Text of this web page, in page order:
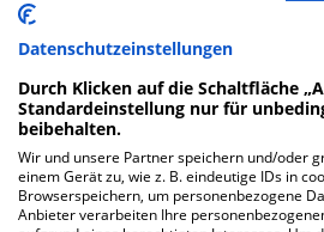
Beratung und
KLINIKEN
Datenschutzeinstellungen
Durch Klicken auf die Schaltfläche
Standardeinstellung nur für
beibehalten.
Wir und unsere Partner speichern und/oder
einem Gerät zu, wie z. B. eindeutige IDs in
Browserspeichern, um personenbezogene
Anbieter verarbeiten Ihre